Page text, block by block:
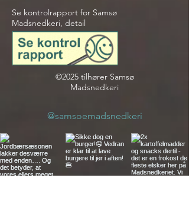
Se kontrolrapport for Samsø
Madsnedkeri, detail
©2025 tilhører Samsø
Madsnedkeri
@samsoemadsnedkeri